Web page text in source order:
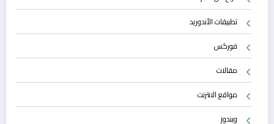
تطبيقات الأندوريد
فوركس
مقالات
مواقع الانترنت
ويندوز